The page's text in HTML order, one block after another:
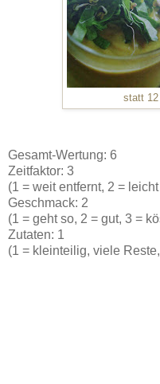
statt
Gesamt-Wertung: 6
Zeitfaktor: 3
(1 = weit entfernt, 2 =
Geschmack: 2
(1 = geht so, 2 = gut, 3 =
Zutaten: 1
(1 = kleinteilig, viele